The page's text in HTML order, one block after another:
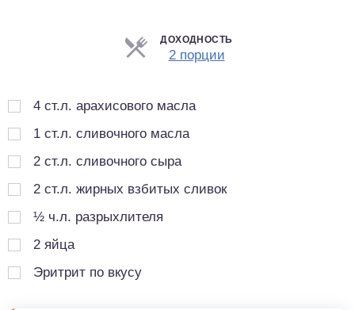
ДОХОДНОСТЬ
2 порцииПорции
4 ст.л. арахисового масла
1 ст.л. сливочного масла
2 ст.л. сливочного сыра
2 ст.л. жирных взбитых сливок
½ ч.л. разрыхлителя
2 яйца
Эритрит по вкусу